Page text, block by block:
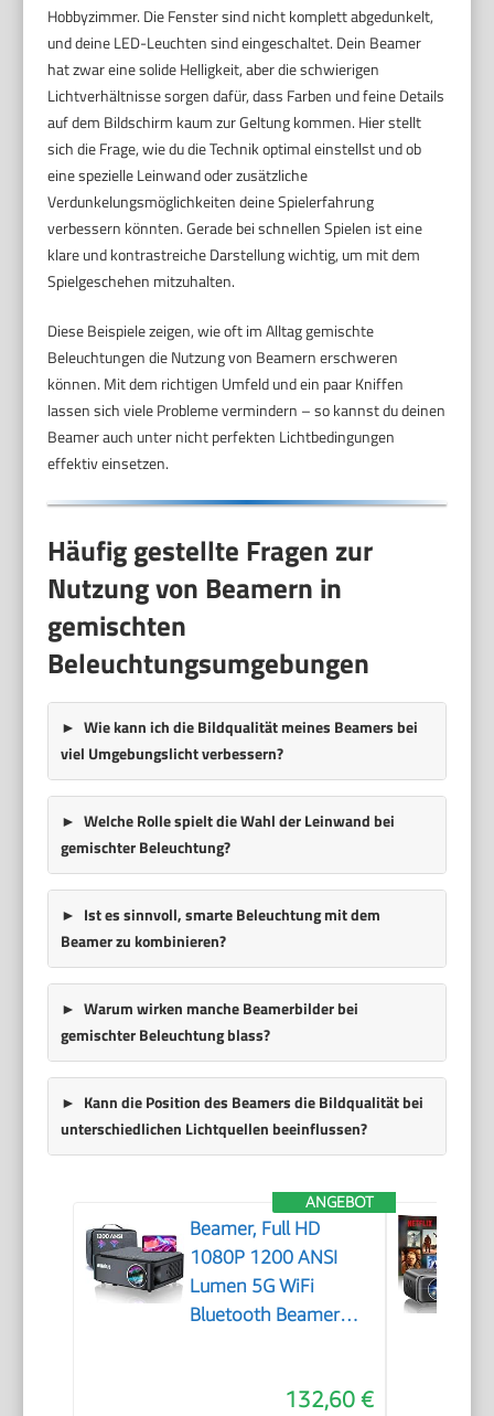
Hobbyzimmer. Die Fenster sind nicht komplett abgedunkelt,
und deine LED-Leuchten sind eingeschaltet. Dein Beamer
hat zwar eine solide Helligkeit, aber die schwierigen
Lichtverhältnisse sorgen dafür, dass Farben und feine Details
auf dem Bildschirm kaum zur Geltung kommen. Hier stellt
sich die Frage, wie du die Technik optimal einstellst und ob
eine spezielle Leinwand oder zusätzliche
Verdunkelungsmöglichkeiten deine Spielerfahrung
verbessern könnten. Gerade bei schnellen Spielen ist eine
klare und kontrastreiche Darstellung wichtig, um mit dem
Spielgeschehen mitzuhalten.
Diese Beispiele zeigen, wie oft im Alltag gemischte
Beleuchtungen die Nutzung von Beamern erschweren
können. Mit dem richtigen Umfeld und ein paar Kniffen
lassen sich viele Probleme vermindern – so kannst du deinen
Beamer auch unter nicht perfekten Lichtbedingungen
effektiv einsetzen.
Häufig gestellte Fragen zur
Nutzung von Beamern in
gemischten
Beleuchtungsumgebungen
Wie kann ich die Bildqualität meines Beamers bei
viel Umgebungslicht verbessern?
Welche Rolle spielt die Wahl der Leinwand bei
gemischter Beleuchtung?
Ist es sinnvoll, smarte Beleuchtung mit dem
Beamer zu kombinieren?
Warum wirken manche Beamerbilder bei
gemischter Beleuchtung blass?
Kann die Position des Beamers die Bildqualität bei
unterschiedlichen Lichtquellen beeinflussen?
ANGEBOT
Beamer, Full HD
1080P 1200 ANSI
Lumen 5G WiFi
Bluetooth Beamer
Video Outdoor 300 ''
132,60 €